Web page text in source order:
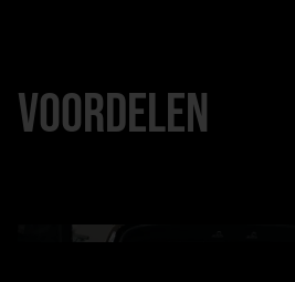
VOORDELEN